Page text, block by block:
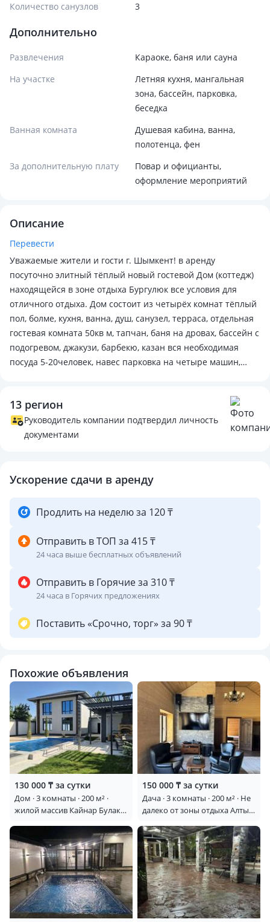
Количество санузлов
3
Дополнительно
Развлечения
Караоке, баня или сауна
На участке
Летняя кухня, мангальная
зона, бассейн, парковка,
беседка
Ванная комната
Душевая кабина, ванна,
полотенца, фен
За дополнительную плату
Повар и официанты,
оформление мероприятий
Описание
Перевести
Уважаемые жители и гости г. Шымкент! в аренду
посуточно элитный тёплый новый гостевой Дом (коттедж)
находящейся в зоне отдыха Бургулюк все условия для
отличного отдыха. Дом состоит из четырёх комнат тёплый
пол, болме, кухня, ванна, душ, санузел, терраса, отдельная
гостевая комната 50кв м, тапчан, баня на дровах, бассейн с
подогревом, джакузи, барбекю, казан вся необходимая
посуда 5-20человек, навес парковка на четыре машин,
13 регион
Руководитель компании подтвердил личность
документами
Ускорение сдачи в аренду
Продлить на неделю за 120 ₸
Отправить в ТОП за 415 ₸
24 часа выше бесплатных объявлений
Отправить в Горячие за 310 ₸
24 часа в Горячих предложениях
Поставить «Срочно, торг» за 90 ₸
Похожие объявления
130 000 ₸ за сутки
Дом · 3 комнаты · 200 м² ·
жилой массив Кайнар Булак,
150 000 ₸ за сутки
Дача · 3 комнаты · 200 м² · Не
далеко от зоны отдыха Алтын
отдыха Алтын Дан